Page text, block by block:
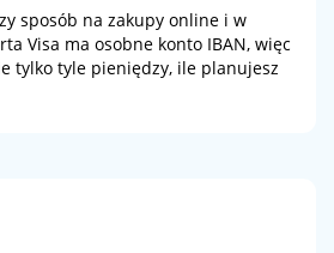
sposób na zakupy online i w
Visa ma osobne konto IBAN, więc
tylko tyle pieniędzy, ile planujesz